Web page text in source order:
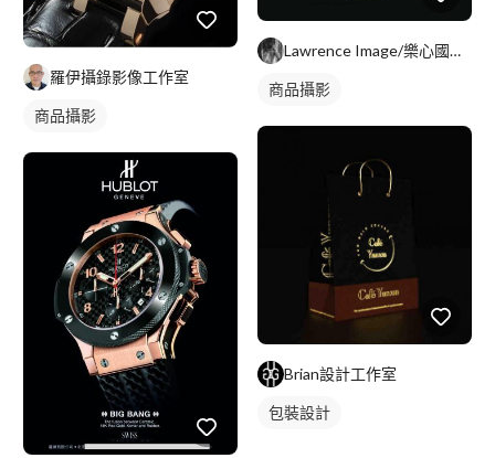
羅伊攝錄影像工作室
商品攝影
Lawrence Image/樂心國際整合行銷有限公司
商品攝影
Brian設計工作室
包裝設計